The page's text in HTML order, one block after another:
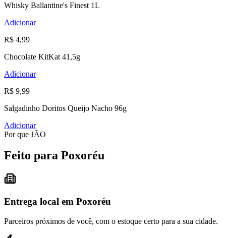
Whisky Ballantine's Finest 1L
Adicionar
R$ 4,99
Chocolate KitKat 41,5g
Adicionar
R$ 9,99
Salgadinho Doritos Queijo Nacho 96g
Adicionar
Por que JÃO
Feito para Poxoréu
Entrega local em Poxoréu
Parceiros próximos de você, com o estoque certo para a sua cidade.